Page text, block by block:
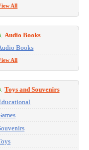
All
Audio Books
Books
All
Toys and Souvenirs